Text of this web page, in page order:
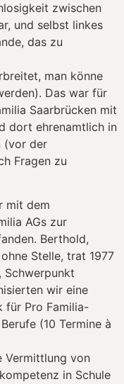
zwischen
und selbst linkes
das zu
man könne
Das war für
Saarbrücken mit
dort ehrenamtlich in
(vor der
Fragen zu
mit dem
AGs zur
Berthold,
Stelle, trat 1977
Schwerpunkt
wir eine
für Pro Familia-
(10 Termine à
Vermittlung von
in Schule